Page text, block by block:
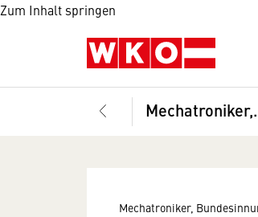
Zum Inhalt springen
Mechatroniker,